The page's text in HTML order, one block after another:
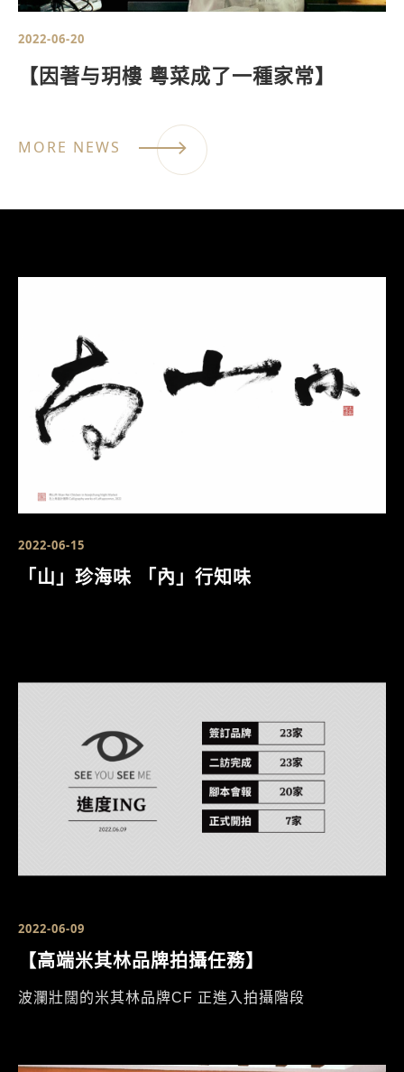
2022-06-20
【因著与玥樓 粵菜成了一種家常】
MORE NEWS
2022-06-15
「山」珍海味 「內」行知味
2022-06-09
【高端米其林品牌拍攝任務】
波瀾壯闊的米其林品牌CF 正進入拍攝階段